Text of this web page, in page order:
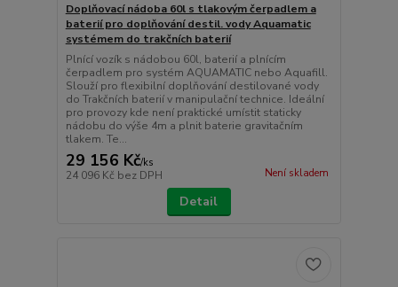
Doplňovací nádoba 60l s tlakovým čerpadlem a
baterií pro doplňování destil. vody Aquamatic
systémem do trakčních baterií
Plnící vozík s nádobou 60l, baterií a plnícím
čerpadlem pro systém AQUAMATIC nebo Aquafill.
Slouží pro flexibilní doplňování destilované vody
do Trakčních baterií v manipulační technice. Ideální
pro provozy kde není praktické umístit staticky
nádobu do výše 4m a plnit baterie gravitačním
tlakem. Te...
29 156 Kč/ks
24 096 Kč bez DPH Není skladem
Detail